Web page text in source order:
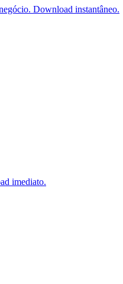
Download instantâneo.
imediato.